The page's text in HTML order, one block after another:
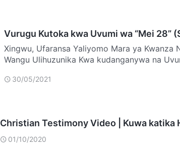
Vurugu Kutoka kwa Uvumi wa “Mei 28”
Xingwu, Ufaransa Yaliyomo Mara ya Kwanza Nilipousikia Uvumi Huu Moyo
Wangu Ulihuzunika Kwa kudanganywa na Uvumi, Nilimkomesha Mamangu
30/05/2021
Christian Testimony Video | Kuwa katika
01/10/2020